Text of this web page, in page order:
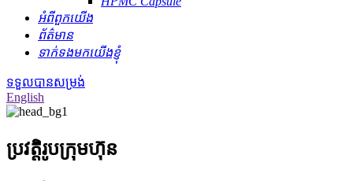
អំពីពួកយើង
ព័ត៌មាន
ទាក់ទងមកយើងខ្ញុំ
ទទួលបានសម្រង់
English
ប្រវត្តិរូបក្រុមហ៊ុន